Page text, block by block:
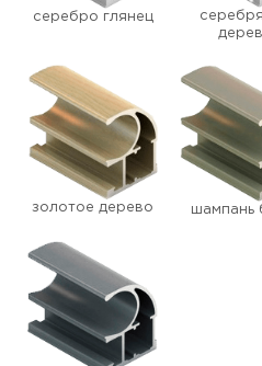
серебро глянец
золотое дерево шампань